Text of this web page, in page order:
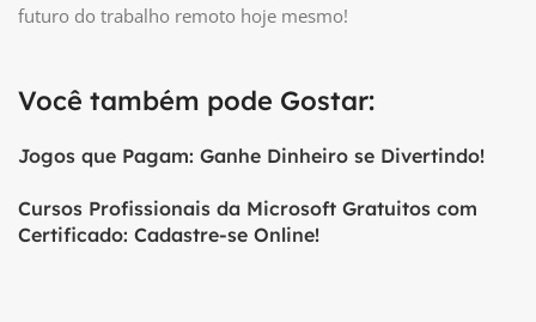
futuro do trabalho remoto hoje mesmo!
Você também pode Gostar:
Jogos que Pagam: Ganhe Dinheiro se Divertindo!
Cursos Profissionais da Microsoft Gratuitos com
Certificado: Cadastre-se Online!